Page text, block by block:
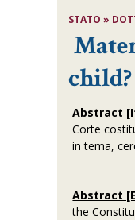
STATO »
child?
Abstract
Corte
in tema,
Abstract
the